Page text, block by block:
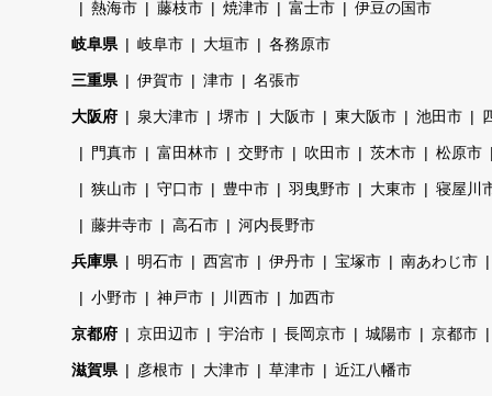
熱海市 藤枝市 焼津市 富士市 伊豆の国市
岐阜県 岐阜市 大垣市 各務原市
三重県 伊賀市 津市 名張市
大阪府 泉大津市 堺市 大阪市 東大阪市 池田市
門真市 富田林市 交野市 吹田市 茨木市 松原市
狭山市 守口市 豊中市 羽曳野市 大東市 寝屋川
藤井寺市 高石市 河内長野市
兵庫県 明石市 西宮市 伊丹市 宝塚市 南あわじ市
小野市 神戸市 川西市 加西市
京都府 京田辺市 宇治市 長岡京市 城陽市 京都市
滋賀県 彦根市 大津市 草津市 近江八幡市